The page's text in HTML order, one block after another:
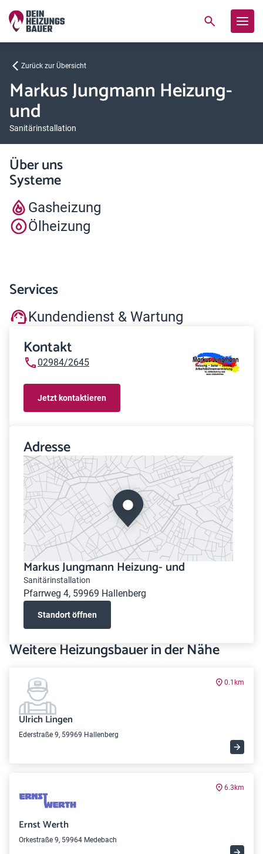
Zurück zur Übersicht
Markus Jungmann Heizung-
und
Sanitärinstallation
Über uns
Systeme
Gasheizung
Ölheizung
Services
Kundendienst & Wartung
Kontakt
02984/2645
Jetzt kontaktieren
Adresse
Markus Jungmann Heizung- und
Sanitärinstallation
Pfarrweg 4, 59969 Hallenberg
Standort öffnen
Weitere Heizungsbauer in der Nähe
0.1km
Ulrich Lingen
Ederstraße 9, 59969 Hallenberg
6.3km
Ernst Werth
Orkestraße 9, 59964 Medebach